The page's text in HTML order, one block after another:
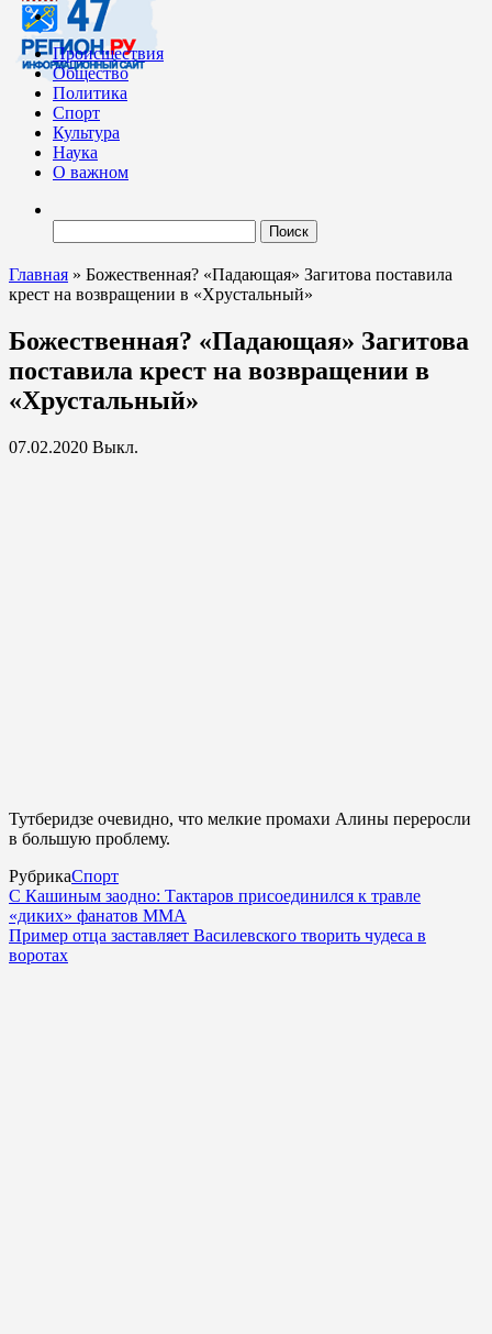
Происшествия
Общество
Политика
Спорт
Культура
Наука
О важном
Главная » Божественная? «Падающая» Загитова поставила
крест на возвращении в «Хрустальный»
Божественная? «Падающая» Загитова
поставила крест на возвращении в
«Хрустальный»
07.02.2020 Выкл.
Тутберидзе очевидно, что мелкие промахи Алины переросли
в большую проблему.
РубрикаСпорт
С Кашиным заодно: Тактаров присоединился к травле
«диких» фанатов ММА
Пример отца заставляет Василевского творить чудеса в
воротах